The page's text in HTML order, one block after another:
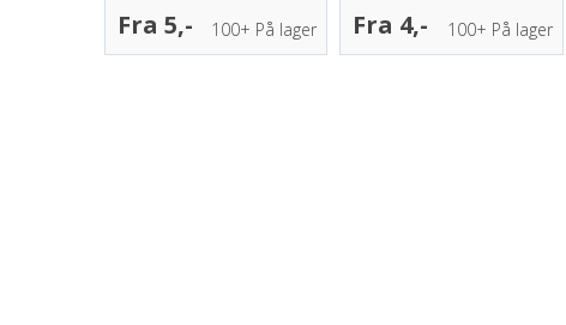
Fra 5,- 100+ På lager Fra 4,- 100+ På lager